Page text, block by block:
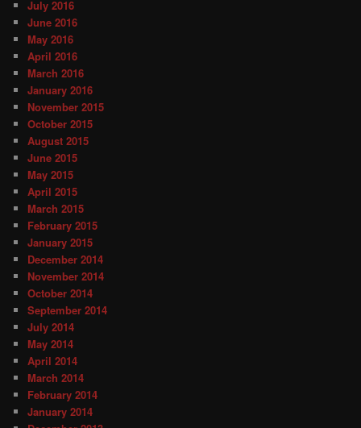
July 2016
June 2016
May 2016
April 2016
March 2016
January 2016
November 2015
October 2015
August 2015
June 2015
May 2015
April 2015
March 2015
February 2015
January 2015
December 2014
November 2014
October 2014
September 2014
July 2014
May 2014
April 2014
March 2014
February 2014
January 2014